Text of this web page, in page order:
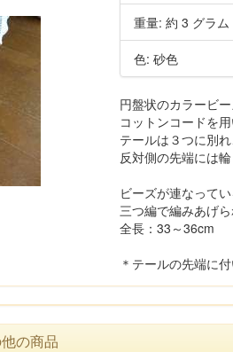
重量: 約 3 グラム
色: 砂色
円盤状のカラービ
コットンコードを
テールは３つに別
反対側の先端には
ビーズが連なって
三つ編で編みあげ
全長：33～36cm
＊テールの先端に
の商品